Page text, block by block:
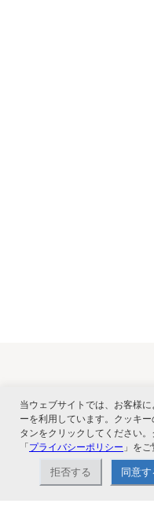
関
当ウェブサイトでは、お客様
ーを利用しています。クッキ
タンをクリックしてください
「プライバシーポリシー 」をご
拒否する 同意す